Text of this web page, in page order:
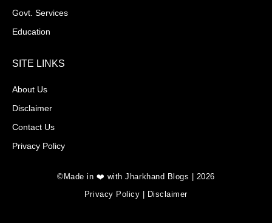
Govt. Services
Education
SITE LINKS
About Us
Disclaimer
Contact Us
Privacy Policy
©Made in ❤️ with Jharkhand Blogs | 2026
Privacy Policy
Disclaimer